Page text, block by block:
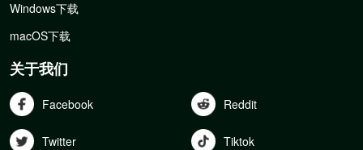
Windows下载
macOS下载
关于我们
Facebook Reddit
Twitter Tiktok